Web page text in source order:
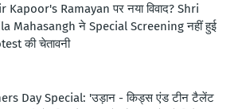
Kapoor's Ramayan पर नया विवाद? Shri
Mahasangh ने Special Screening नहीं हुई
की चेतावनी
Day Special: 'उड़ान - किड्स एंड टीन टैलेंट